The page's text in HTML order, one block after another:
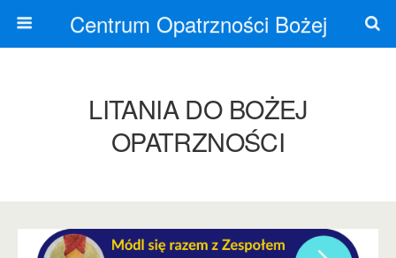
Centrum Opatrzności Bożej
LITANIA DO BOŻEJ
OPATRZNOŚCI